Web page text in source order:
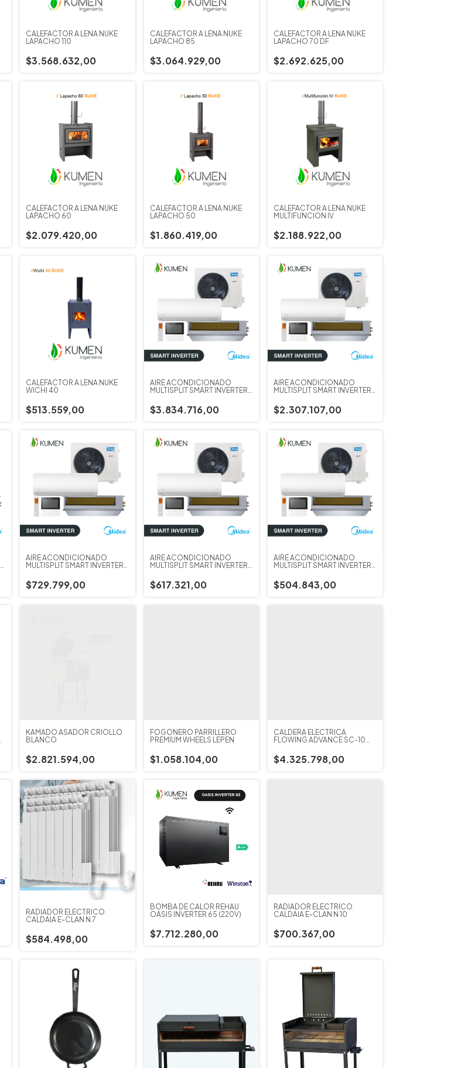
CALEFACTOR A LEÑA ÑUKE
LAPACHO 110
$3.568.632,00
CALEFACTOR A LEÑA ÑUKE
LAPACHO 85
$3.064.929,00
CALEFACTOR A LEÑA ÑUKE
LAPACHO 70 DF
$2.692.625,00
CALEFACTOR A LEÑA ÑUKE
LAPACHO 60
$2.079.420,00
CALEFACTOR A LEÑA ÑUKE
LAPACHO 50
$1.860.419,00
CALEFACTOR A LEÑA ÑUKE
MULTIFUNCION IV
$2.188.922,00
CALEFACTOR A LEÑA ÑUKE
WICHI 40
$513.559,00
AIRE ACONDICIONADO
MULTISPLIT SMART INVERTER
12.310 W
$3.834.716,00
AIRE ACONDICIONADO
MULTISPLIT SMART INVERTER
7.910 W
$2.307.107,00
AIRE ACONDICIONADO
MULTISPLIT SMART INVERTER
INTERIOR 6.450 W
$729.799,00
AIRE ACONDICIONADO
MULTISPLIT SMART INVERTER
INTERIOR 5.280 W
$617.321,00
AIRE ACONDICIONADO
MULTISPLIT SMART INVERTER
INTERIOR 3.520 W
$504.843,00
KAMADO ASADOR CRIOLLO
BLANCO
$2.821.594,00
FOGONERO PARRILLERO
PREMIUM WHEELS LEPEN
$1.058.104,00
CALDERA ELECTRICA
FLOWING ADVANCE SC-10
$4.325.798,00
RADIADOR ELECTRICO
CALDAIA E-CLAN N 7
$584.498,00
BOMBA DE CALOR REHAU
OASIS INVERTER 65 (220V)
$7.712.280,00
RADIADOR ELECTRICO
CALDAIA E-CLAN N 10
$700.367,00